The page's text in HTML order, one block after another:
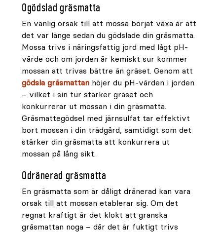
Ogödslad gräsmatta
En vanlig orsak till att mossa börjat växa är att
det var länge sedan du gödslade din gräsmatta.
Mossa trivs i näringsfattig jord med lågt pH-
värde och om jorden är kemiskt sur kommer
mossan att trivas bättre än gräset. Genom att
gödsla gräsmattan höjer du pH-värden i jorden
– vilket i sin tur stärker gräset och
konkurrerar ut mossan i din gräsmatta.
Gräsmattegödsel med järnsulfat tar effektivt
bort mossan i din trädgård, samtidigt som det
stärker din gräsmatta att konkurrera ut
mossan på lång sikt.
Odränerad gräsmatta
En gräsmatta som är dåligt dränerad kan vara
orsak till att mossan etablerar sig. Om det
regnat kraftigt är det klokt att granska
gräsmattan noga – där det är fuktigt trivs